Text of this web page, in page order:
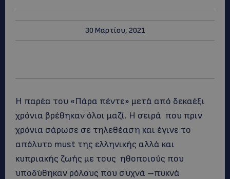
30 Μαρτίου, 2021
Η παρέα του «Πάρα πέντε» μετά από δεκαέξι
χρόνια βρέθηκαν όλοι μαζί. Η σειρά που πριν
χρόνια σάρωσε σε τηλεθέαση και έγινε το
απόλυτο must της ελληνικής αλλά και
κυπριακής ζωής με τους ηθοποιούς που
υποδύθηκαν ρόλους που συχνά –πυκνά